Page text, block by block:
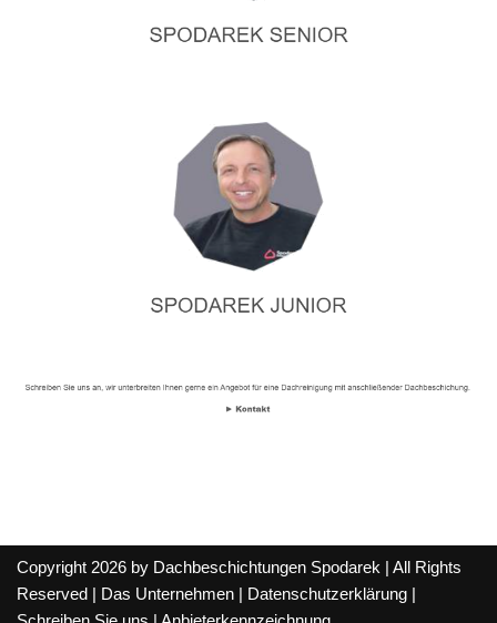
Copyright 2026 by Dachbeschichtungen Spodarek | All Rights
Reserved |
Das Unternehmen Datenschutzerklärung